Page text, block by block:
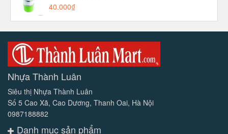
40.000₫
Nhựa Thành Luân
Siêu thị Nhựa Thành Luân
Số 5 Cao Xã, Cao Dương, Thanh Oai, Hà Nội
0987188882
Danh mục sản phẩm